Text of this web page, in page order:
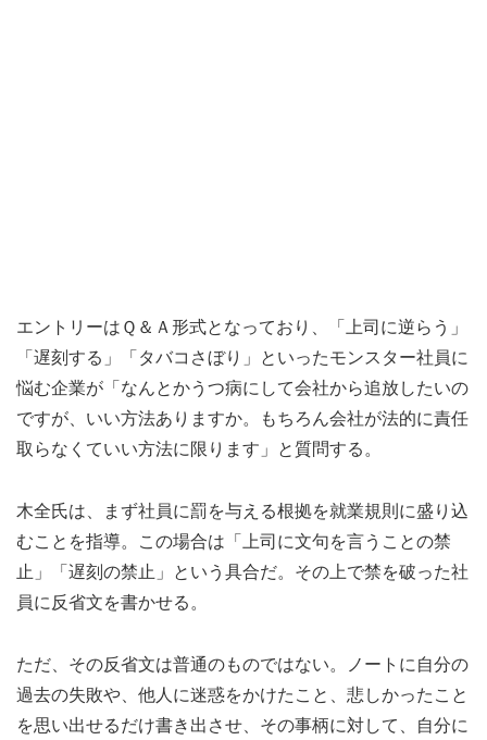
エントリーはＱ＆Ａ形式となっており、「上司に逆らう」
「遅刻する」「タバコさぼり」といったモンスター社員に
悩む企業が「なんとかうつ病にして会社から追放したいの
ですが、いい方法ありますか。もちろん会社が法的に責任
取らなくていい方法に限ります」と質問する。
木全氏は、まず社員に罰を与える根拠を就業規則に盛り込
むことを指導。この場合は「上司に文句を言うことの禁
止」「遅刻の禁止」という具合だ。その上で禁を破った社
員に反省文を書かせる。
ただ、その反省文は普通のものではない。ノートに自分の
過去の失敗や、他人に迷惑をかけたこと、悲しかったこと
を思い出せるだけ書き出させ、その事柄に対して、自分に